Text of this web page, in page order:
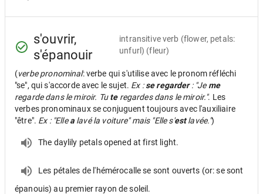
s'ouvrir,
s'épanouir
intransitive verb (flower, petals:
unfurl) (fleur)
(verbe pronominal: verbe qui s'utilise avec le pronom réfléchi
"se", qui s'accorde avec le sujet. Ex :se regarder: "Je me
regarde dans le miroir. Tuteregardes dans le miroir.". Les
verbes pronominaux se conjuguent toujours avec l'auxiliaire
"être". Ex : "Ellea lavé la voiture" mais "Elle s'estlavée.")
The daylily petals opened at first light.
Les pétales de l'hémérocalle se sont ouverts (or: se sont
épanouis) au premier rayon de soleil.